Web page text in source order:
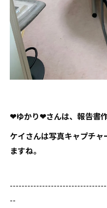
❤ゆかり❤さんは、報告書
ケイさんは写真キャプチ
ますね。
--